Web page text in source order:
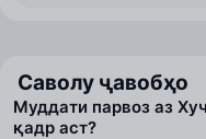
Саволу ҷавобҳо
Муддати парвоз аз
қадр аст?